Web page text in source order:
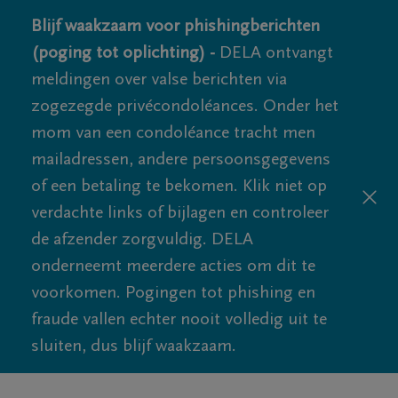
Blijf waakzaam voor phishingberichten
(poging tot oplichting) - DELA ontvangt
meldingen over valse berichten via
zogezegde privécondoléances. Onder het
mom van een condoléance tracht men
mailadressen, andere persoonsgegevens
of een betaling te bekomen. Klik niet op
verdachte links of bijlagen en controleer
de afzender zorgvuldig. DELA
onderneemt meerdere acties om dit te
voorkomen. Pogingen tot phishing en
fraude vallen echter nooit volledig uit te
sluiten, dus blijf waakzaam.